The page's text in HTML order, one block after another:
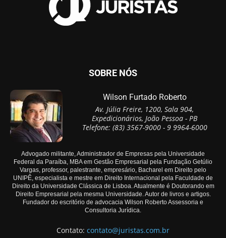
SOBRE NÓS
Wilson Furtado Roberto
Av. Júlia Freire, 1200, Sala 904,
Expedicionários, João Pessoa - PB
Telefone: (83) 3567-9000 - 9 9964-6000
Advogado militante, Administrador de Empresas pela Universidade
Federal da Paraíba, MBA em Gestão Empresarial pela Fundação Getúlio
Vargas, professor, palestrante, empresário, Bacharel em Direito pelo
UNIPÊ, especialista e mestre em Direito Internacional pela Faculdade de
Direito da Universidade Clássica de Lisboa. Atualmente é Doutorando em
Direito Empresarial pela mesma Universidade. Autor de livros e artigos.
Fundador do escritório de advocacia Wilson Roberto Assessoria e
Consultoria Jurídica.
Contato: contato@juristas.com.br